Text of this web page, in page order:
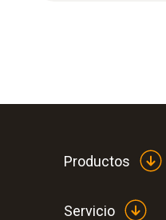
Productos
Servicio